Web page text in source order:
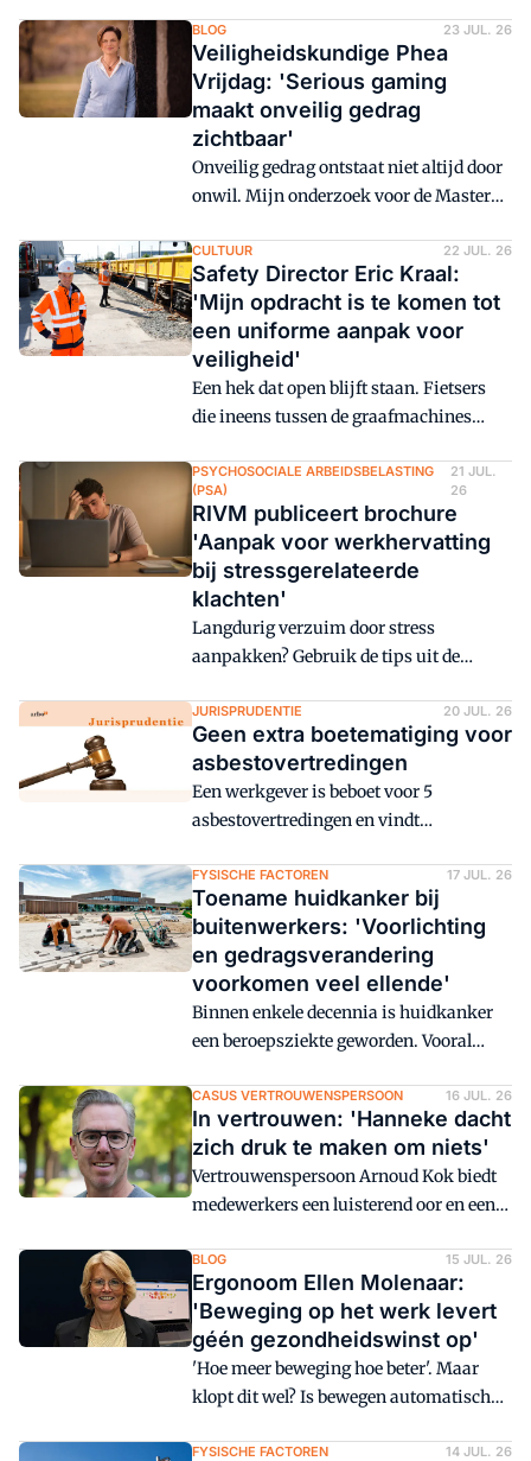
bij kijken en hoe pak je het aan? Dit
artikeloverzicht helpt je op weg, van de
eerste stappen tot verdiepende thema's
en praktische toepassing.
BLOG 23 JUL. 26
Veiligheidskundige Phea
Vrijdag: 'Serious gaming
maakt onveilig gedrag
zichtbaar'
Onveilig gedrag ontstaat niet altijd door
onwil. Mijn onderzoek voor de Master
gaming de invloed van tijdsdruk,
cultuur en barrières zichtbaar en
bespreekbaar maakt bij het werken met
gevaarlijke stoffen.
CULTUUR 22 JUL. 26
Safety Director Eric Kraal:
'Mijn opdracht is te komen tot
een uniforme aanpak voor
veiligheid'
Een hek dat open blijft staan. Fietsers
die ineens tussen de graafmachines
van een kraan. Deze voorbeelden tonen
Safety Director Eric Kraal hoe kwetsbaar
veiligheid in de bouw kan zijn. Door
wisselende locaties, veel ketenpartners
en werkzaamheden die elkaar
voortdurend kruisen.
PSYCHOSOCIALE ARBEIDSBELASTING
(PSA)
21 JUL.
26
RIVM publiceert brochure
'Aanpak voor werkhervatting
bij stressgerelateerde
klachten'
Langdurig verzuim door stress
aanpakken? Gebruik de tips uit de
'Stapsgewijze aanpak
voor werkhervatting bij
stressgerelateerde klachten.'
JURISPRUDENTIE 20 JUL. 26
Geen extra boetematiging voor
asbestovertredingen
Een werkgever is beboet voor 5
asbestovertredingen en vindt
rechtbank denkt daar anders over en
oordeelt dat de minister van SZW de
boetes terecht niet (verder) heeft
gematigd.
FYSISCHE FACTOREN 17 JUL. 26
Toename huidkanker bij
buitenwerkers: 'Voorlichting
en gedragsverandering
voorkomen veel ellende'
Binnen enkele decennia is huidkanker
een beroepsziekte geworden. Vooral
installateurs en stratenmakers, lopen
een sterk verhoogd risico. Het goede
nieuws: het is relatief eenvoudig te
voorkomen. 'Zonbescherming moet een
vanzelfsprekend onderdeel worden van
CASUS VERTROUWENSPERSOON 16 JUL. 26
In vertrouwen: 'Hanneke dacht
zich druk te maken om niets'
Vertrouwenspersoon Arnoud Kok biedt
medewerkers een luisterend oor en een
dacht dat zij zich druk maakte om niets
toen de sfeer veranderde na een
meningsverschil over een werkplek.
BLOG 15 JUL. 26
Ergonoom Ellen Molenaar:
'Beweging op het werk levert
géén gezondheidswinst op'
'Hoe meer beweging hoe beter'. Maar
klopt dit wel? Is bewegen automatisch
gezondheidsvoordelen op of toch niet?
FYSISCHE FACTOREN 14 JUL. 26